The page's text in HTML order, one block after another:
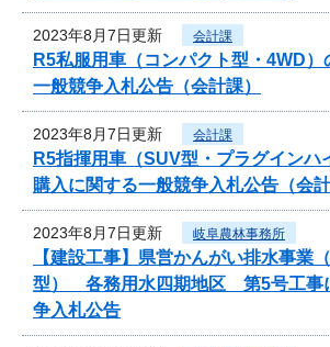
2023年8月7日更新 会計課
R5私服用車（コンパクト型・4WD）
一般競争入札公告（会計課）
2023年8月7日更新 会計課
R5指揮用車（SUV型・プラグインハ
購入に関する一般競争入札公告（会計
2023年8月7日更新 岐阜農林事務所
【建設工事】県営かんがい排水事業
型） 各務用水四期地区 第5号工事
争入札公告